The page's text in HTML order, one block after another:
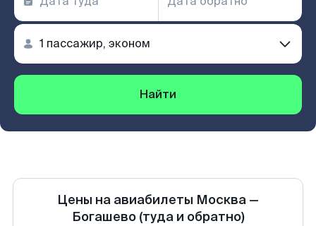
Найти
Цены на авиабилеты Москва —
Богашево (туда и обратно)